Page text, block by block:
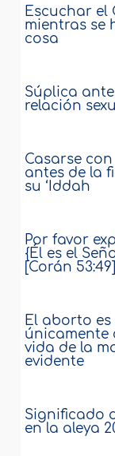
Escuchar el
mientras se
cosa
Súplica
relación
Casarse
antes de la
su ‘Iddah
Por favor
{Él es el
[Corán 53:49]
El aborto
únicamente
vida de la
evidente
Significado
en la aleya